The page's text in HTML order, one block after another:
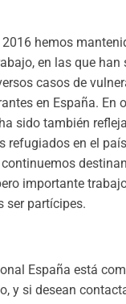
hemos
en las que han
casos de
en España. En
sido también
refugiados en el
importante
ser partícipes.
España está
y si desean